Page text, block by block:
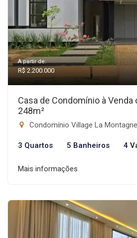
A partir de:
R$ 2.200.000
Casa de Condomínio à
248m²
Condomínio Village La Montagne, São
3 Quartos 5 Banheiros 4
Mais informações